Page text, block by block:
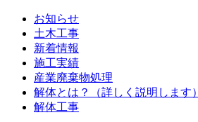
お知らせ
土木工事
新着情報
施工実績
産業廃棄物処理
解体とは？（詳しく説明します）
解体工事